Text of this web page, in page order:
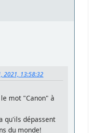
2021, 13:58:32
mot "Canon" à
qu'ils dépassent
du monde!